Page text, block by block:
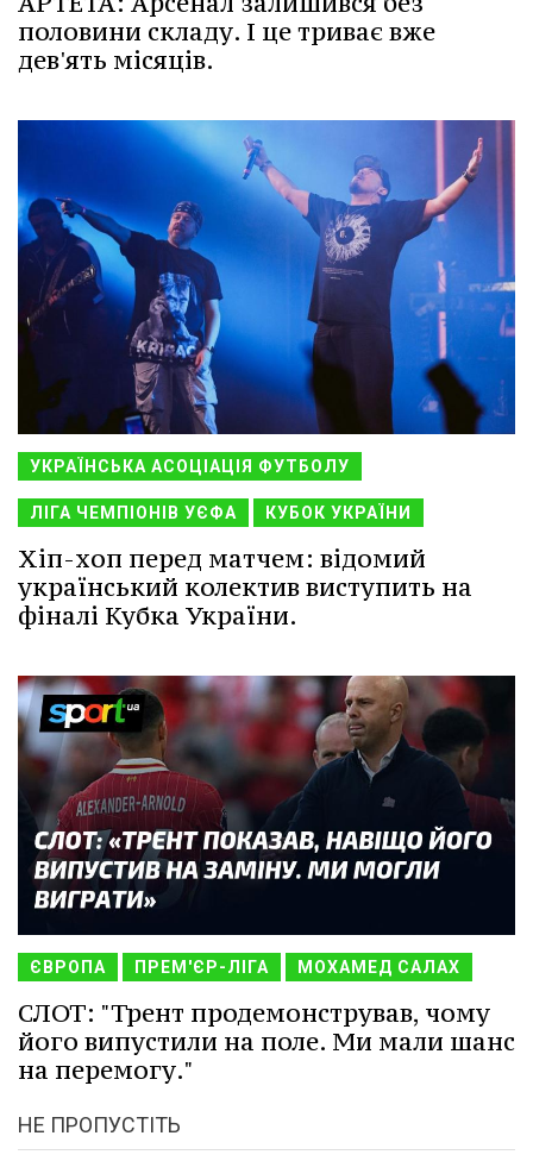
половини складу. І це триває вже
дев'ять місяців.
УКРАЇНСЬКА АСОЦІАЦІЯ ФУТБОЛУ
ЛІГА ЧЕМПІОНІВ УЄФА КУБОК УКРАЇНИ
Хіп-хоп перед матчем: відомий
український колектив виступить на
фіналі Кубка України.
ЄВРОПА ПРЕМ'ЄР-ЛІГА МОХАМЕД САЛАХ
СЛОТ: "Трент продемонстрував, чому
його випустили на поле. Ми мали шанс
на перемогу."
НЕ ПРОПУСТІТЬ